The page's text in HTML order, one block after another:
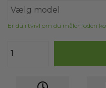
Er du i tvivl om du måler foden